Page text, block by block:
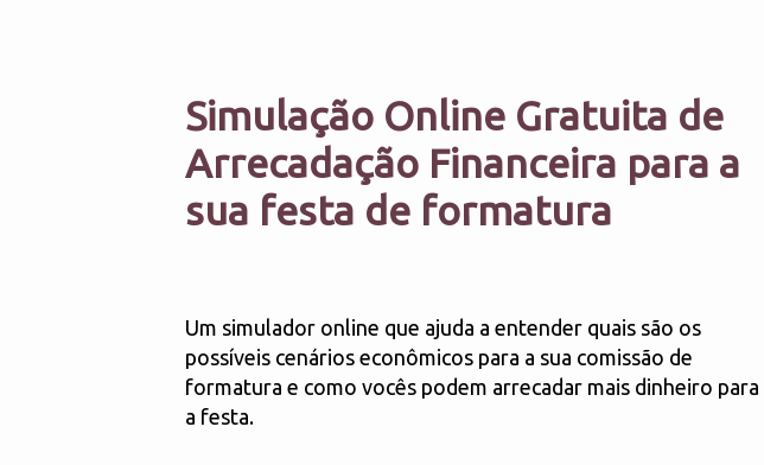
Simulação Online Gratuita de
Arrec adação Financeira para a
sua festa de formatura
Um simulador online que ajuda a entender quais são os
possíveis cenários econômicos para a sua comissão de
formatura e como vocês podem arrecadar mais dinheiro para
a festa.